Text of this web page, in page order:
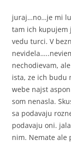
juraj…no…je mi
tam ich kupujem
vedu turci. V
nechodievam,
ista, ze ich budu
webe najst
som nenasla.
sa podavaju
podavaju oni.
nim. Nemate ale